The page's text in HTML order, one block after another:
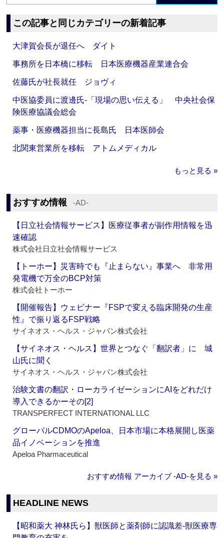
この記事と同じカテゴリーの新着記事
大津賀会長が退任へ ダイト
事務所を日本橋に移転 日本医療機器産業連合会
佐藤氏が社長就任 ジョヴィ
中医協委員に渡邊氏‐「現場の思い伝える」 中央社会保
険医療協議会総会
薬事・医療機器担当に長島氏 日本医師会
北関東営業所を移転 アトムメディカル
もっと見る »
おすすめ情報 ‐AD‐
【日立社会情報サービス】医療従事者が副作用情報を迅
速確認
株式会社日立社会情報サービス
【トーホー】災害時でも『止まらない』事業へ 非常用
発電機で万全のBCP対策
株式会社トーホー
【開催報告】ウェビナー『FSPで変える臨床開発の生産
性』で振り返るFSP戦略
サイネオス・ヘルス・ジャパン株式会社
【サイネオス・ヘルス】世界とつなぐ「翻訳者」に 城
山氏に聞く
サイネオス・ヘルス・ジャパン株式会社
治験文書の翻訳・ローカライゼーションにAIをどれだけ
導入できるかーその[2]
TRANSPERFECT INTERNATIONAL LLC
グローバルCDMOのApeloa、日本市場に本格展開し医薬
品イノベーションを推進
Apeloa Pharmaceutical
おすすめ情報 アーカイブ ‐AD‐を見る »
HEADLINE NEWS
【昭和薬大 神林氏ら】獣医師と薬剤師に認識差‐獣医療専